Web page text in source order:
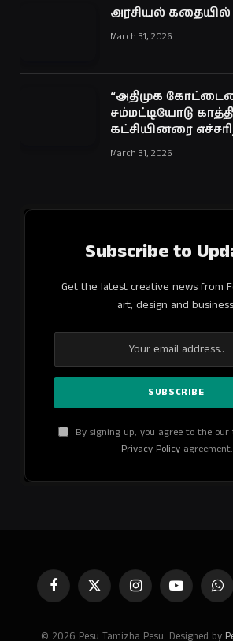
அரசியல் கதையில்
March 31, 2026
“அதிமுக
சம்மட்டியோடு
கட்சியினரை
March 31, 2026
Subscribe to
Get the latest creative news from
art, design and
By signing up, you agree to the
Privacy Policyagreement.
FacebookX
(Twitter)
InstagramYouTube
© 2026 Pesu Tamizha Pesu. Designed by